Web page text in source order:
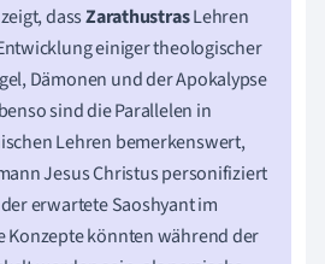
dassZarathustrasLehren
einiger theologischer
Dämonen und der Apokalypse
sind die Parallelen in
Lehren bemerkenswert,
Jesus Christus personifiziert
erwartete Saoshyant im
Konzepte könnten während der